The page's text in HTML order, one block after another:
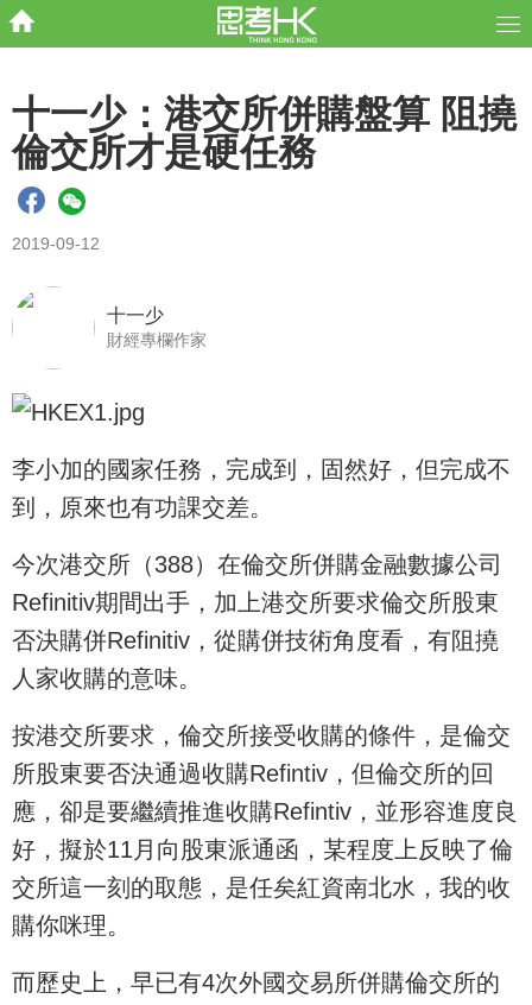
十一少：港交所併購盤算 阻撓
倫交所才是硬任務
2019-09-12
十一少
財經專欄作家
李小加的國家任務，完成到，固然好，但完成不
到，原來也有功課交差。
今次港交所（388）在倫交所併購金融數據公司
Refinitiv期間出手，加上港交所要求倫交所股東
否決購併Refinitiv，從購併技術角度看，有阻撓
人家收購的意味。
按港交所要求，倫交所接受收購的條件，是倫交
所股東要否決通過收購Refintiv，但倫交所的回
應，卻是要繼續推進收購Refintiv，並形容進度良
好，擬於11月向股東派通函，某程度上反映了倫
交所這一刻的取態，是任矣紅資南北水，我的收
購你咪理。
而歷史上，早已有4次外國交易所併購倫交所的